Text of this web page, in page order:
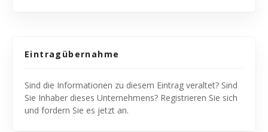
Eintragübernahme
Sind die Informationen zu diesem Eintrag veraltet? Sind
Sie Inhaber dieses Unternehmens? Registrieren Sie sich
und fordern Sie es jetzt an.